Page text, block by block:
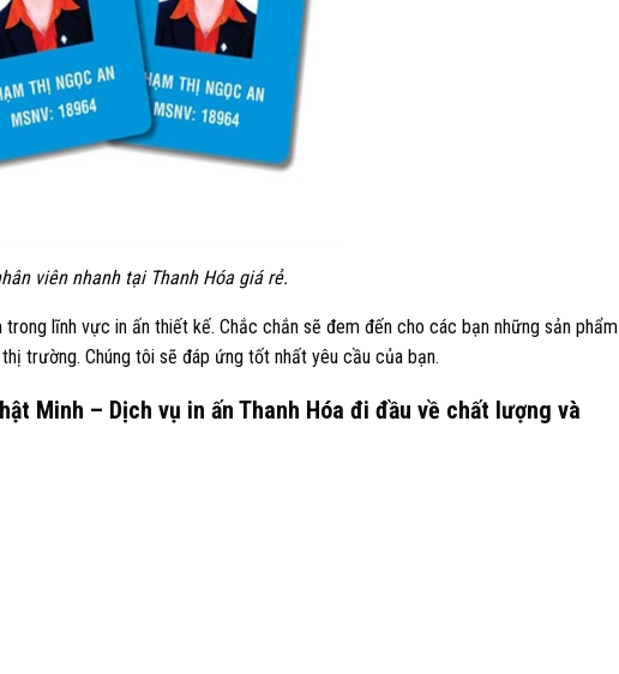
viên nhanh tại Thanh Hóa giá rẻ.
lĩnh vực in ấn thiết kế. Chắc chắn sẽ đem đến cho các bạn những sản phẩm
trường. Chúng tôi sẽ đáp ứng tốt nhất yêu cầu của bạn.
Minh – Dịch vụ in ấn Thanh Hóa đi đầu về chất lượng và